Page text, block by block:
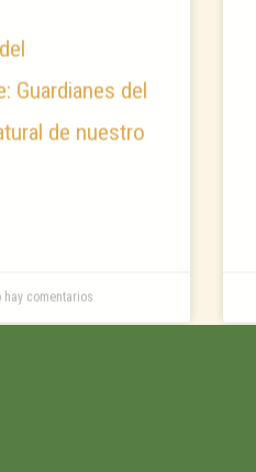
Guardianes del
de nuestro
hay comentarios